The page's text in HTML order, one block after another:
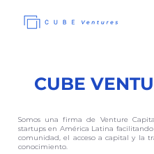
CUBE
Somos una firma de Venture
startups en América Latina
comunidad, el acceso a capital y la
conocimiento.